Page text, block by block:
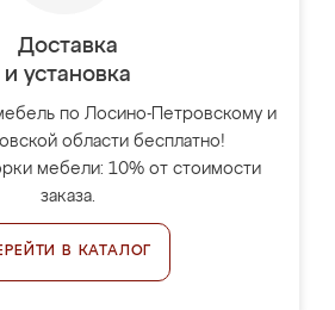
Доставка
и установка
по Лосино-Петровскому и
области бесплатно!
мебели: 10% от стоимости
заказа.
В КАТАЛОГ